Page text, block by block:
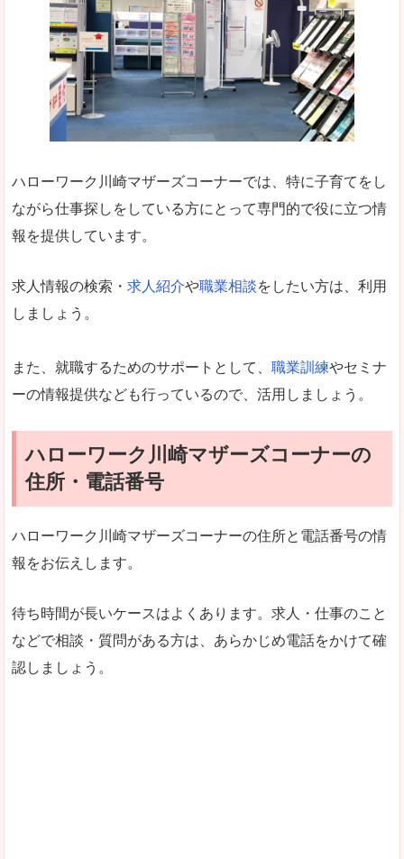
ハローワーク川崎マザーズコーナーでは、特に子育てをし
ながら仕事探しをしている方にとって専門的で役に立つ情
報を提供しています。
求人情報の検索・ 求人紹介や職業相談をしたい方は、利用
しましょう。
また、就職するためのサポートとして、 職業訓練やセミナ
ーの情報提供なども行っているので、活用しましょう。
ハローワーク川崎マザーズコーナーの
住所・電話番号
ハローワーク川崎マザーズコーナーの住所と電話番号の情
報をお伝えします。
待ち時間が長いケースはよくあります。求人・仕事のこと
などで相談・質問がある方は、あらかじめ電話をかけて確
認しましょう。